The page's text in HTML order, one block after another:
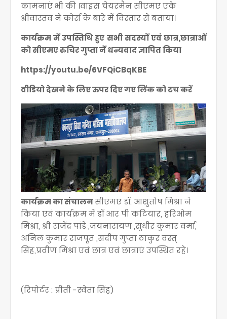
कामनाएं भी की ।वाइस चेयरमैन सीएमए एके
श्रीवास्तव ने कोर्स के बारे में विस्तार से बताया।
कार्यक्रम में उपस्तिथि हुए सभी सदस्यों एवं छात्र,छात्राओं
को सीएमए रुचिर गुप्ता नें धन्यवाद ज्ञापित किया
https://youtu.be/6VFQiCBqKBE
वीडियो देखने के लिए ऊपर दिए गए लिंक को टच करें
कार्यक्रम का संचालनसीएमए डॉ. आशुतोष मिश्रा ने
किया एवं कार्यक्रम में डॉ आर पी कटियार, हरिओम
मिश्रा, श्री राजेंद्र पांडे ,जयनारायण ,सुधीर कुमार वर्मा,
अनिल कुमार राजपूत ,संदीप गुप्ता ठाकुर वस्त्
सिंह,प्रवीण मिश्रा एवं छात्र एवं छात्राएं उपस्थित रहे।
(रिपोर्टर : प्रीती -स्वेता सिंह)